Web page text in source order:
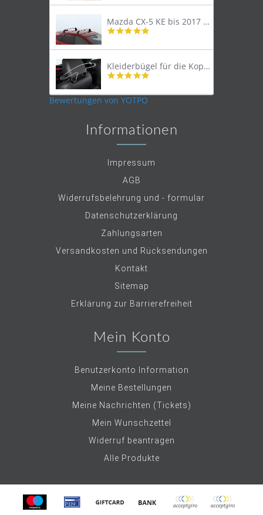
rating
Mazda CX-5 KE bis 2017 Lastenträger Dachträger
4.9
rating
Kleiderbügel für die Kopfstütze
4.9
rating
Bewertungen von YOTPO
Informationen
Impressum
AGB
Widerrufsbelehrung und - formular
Datenschutzerklärung
Zahlungsarten
Versandkosten und Rücksendungen
Kontakt
Sitemap
Erklärung zur Barrierefreiheit
Mein Konto
Benutzerkonto Information
Meine Bestellungen
Meine Nachrichten (Tickets)
Mein Wunschzettel
Widerruf beantragen
Alle Produkte